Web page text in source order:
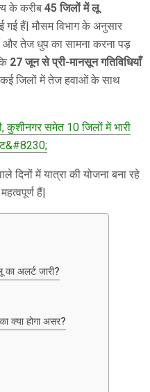
के करीब 45 जिलों में लू
गई हैं| मौसम विभाग के अनुसार
और तेज धुप का सामना करना पड़
27 जून से प्री-मानसून गतिविधियाँ
जिलों में तेज हवाओं के साथ
समेत 10 जिलों में भारी
दिनों में यात्रा की योजना बना रहे
हैं|
अलर्ट जारी?
क्या होगा असर?